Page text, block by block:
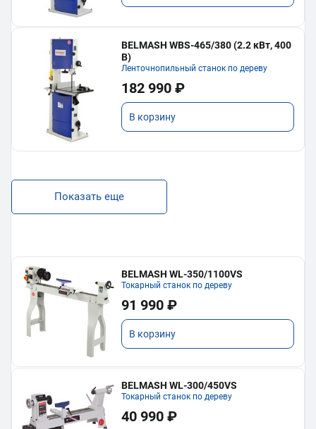
BELMASH WBS-465/380 (2.2 кВт, 400
В)
Ленточнопильный станок по дереву
182 990 ₽
В корзину
Показать еще
BELMASH WL-350/1100VS
Токарный станок по дереву
91 990 ₽
В корзину
BELMASH WL-300/450VS
Токарный станок по дереву
40 990 ₽